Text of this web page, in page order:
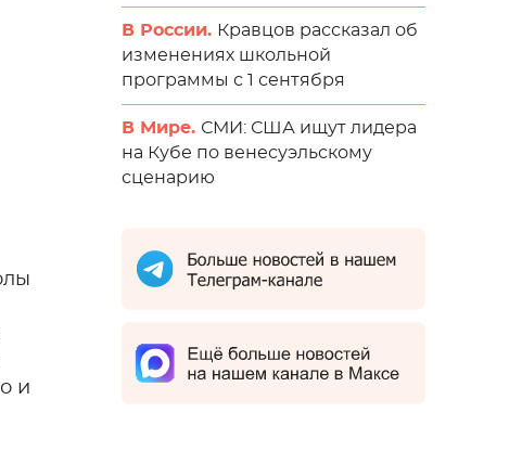
и
В России. Кравцов рассказал об
изменениях школьной
программы с 1 сентября
В Мире. СМИ: США ищут лидера
на Кубе по венесуэльскому
сценарию